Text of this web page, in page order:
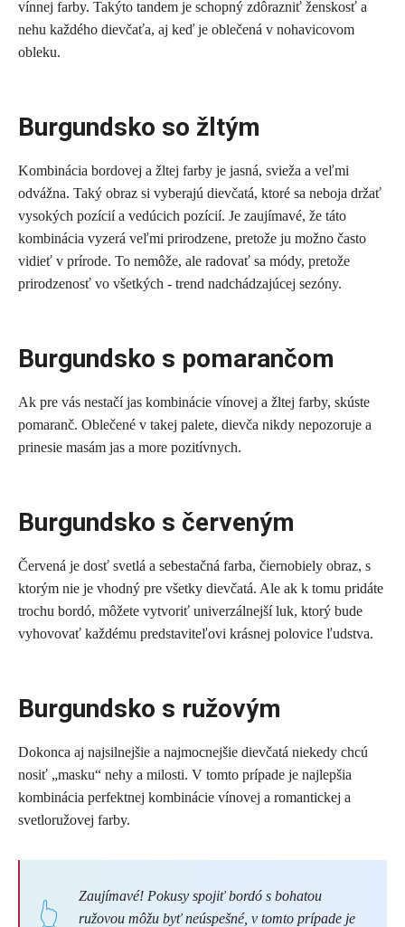
vínnej farby. Takýto tandem je schopný zdôrazniť ženskosť a
nehu každého dievčaťa, aj keď je oblečená v nohavicovom
obleku.
Burgundsko so žltým
Kombinácia bordovej a žltej farby je jasná, svieža a veľmi
odvážna. Taký obraz si vyberajú dievčatá, ktoré sa neboja držať
vysokých pozícií a vedúcich pozícií. Je zaujímavé, že táto
kombinácia vyzerá veľmi prirodzene, pretože ju možno často
vidieť v prírode. To nemôže, ale radovať sa módy, pretože
prirodzenosť vo všetkých - trend nadchádzajúcej sezóny.
Burgundsko s pomarančom
Ak pre vás nestačí jas kombinácie vínovej a žltej farby, skúste
pomaranč. Oblečené v takej palete, dievča nikdy nepozoruje a
prinesie masám jas a more pozitívnych.
Burgundsko s červeným
Červená je dosť svetlá a sebestačná farba, čiernobiely obraz, s
ktorým nie je vhodný pre všetky dievčatá. Ale ak k tomu pridáte
trochu bordó, môžete vytvoriť univerzálnejší luk, ktorý bude
vyhovovať každému predstaviteľovi krásnej polovice ľudstva.
Burgundsko s ružovým
Dokonca aj najsilnejšie a najmocnejšie dievčatá niekedy chcú
nosiť „masku“ nehy a milosti. V tomto prípade je najlepšia
kombinácia perfektnej kombinácie vínovej a romantickej a
svetloružovej farby.
Zaujímavé! Pokusy spojiť bordó s bohatou
ružovou môžu byť neúspešné, v tomto prípade je